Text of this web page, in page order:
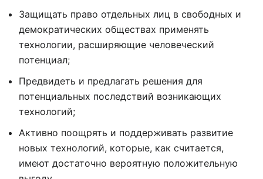
Защищать право отдельных лиц в свободных и
демократических обществах применять
технологии, расширяющие человеческий
потенциал;
Предвидеть и предлагать решения для
потенциальных последствий возникающих
технологий;
Активно поощрять и поддерживать развитие
новых технологий, которые, как считается,
имеют достаточно вероятную положительную